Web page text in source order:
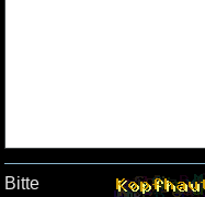
Bitte